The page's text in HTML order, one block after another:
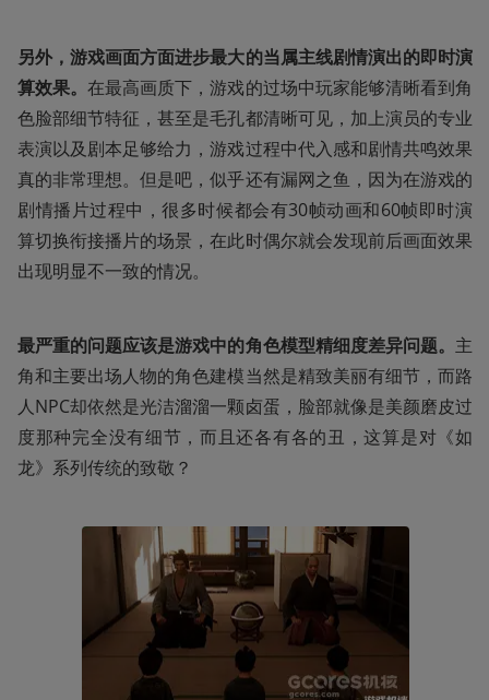
另外，游戏画面方面进步最大的当属主线剧情演出的即时演
算效果。在最高画质下，游戏的过场中玩家能够清晰看到角
色脸部细节特征，甚至是毛孔都清晰可见，加上演员的专业
表演以及剧本足够给力，游戏过程中代入感和剧情共鸣效果
真的非常理想。但是吧，似乎还有漏网之鱼，因为在游戏的
剧情播片过程中，很多时候都会有30帧动画和60帧即时演
算切换衔接播片的场景，在此时偶尔就会发现前后画面效果
出现明显不一致的情况。
最严重的问题应该是游戏中的角色模型精细度差异问题。 主
角和主要出场人物的角色建模当然是精致美丽有细节，而路
人NPC却依然是光洁溜溜一颗卤蛋，脸部就像是美颜磨皮过
度那种完全没有细节，而且还各有各的丑，这算是对《如
龙》系列传统的致敬？